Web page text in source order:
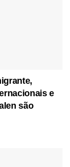
e
são